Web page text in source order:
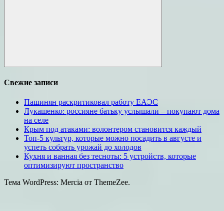
Поиск
Свежие записи
Пашинян раскритиковал работу ЕАЭС
Лукашенко: россияне батьку услышали – покупают дома
на селе
Крым под атаками: волонтером становится каждый
Топ-5 культур, которые можно посадить в августе и
успеть собрать урожай до холодов
Кухня и ванная без тесноты: 5 устройств, которые
оптимизируют пространство
Тема WordPress: Mercia от ThemeZee.